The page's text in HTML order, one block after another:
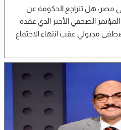
مصر: هل تتراجع الحكومة عن
المؤتمر الصحفي الأخير الذي عقده
مدبولي عقب انتهاء الاجتماع